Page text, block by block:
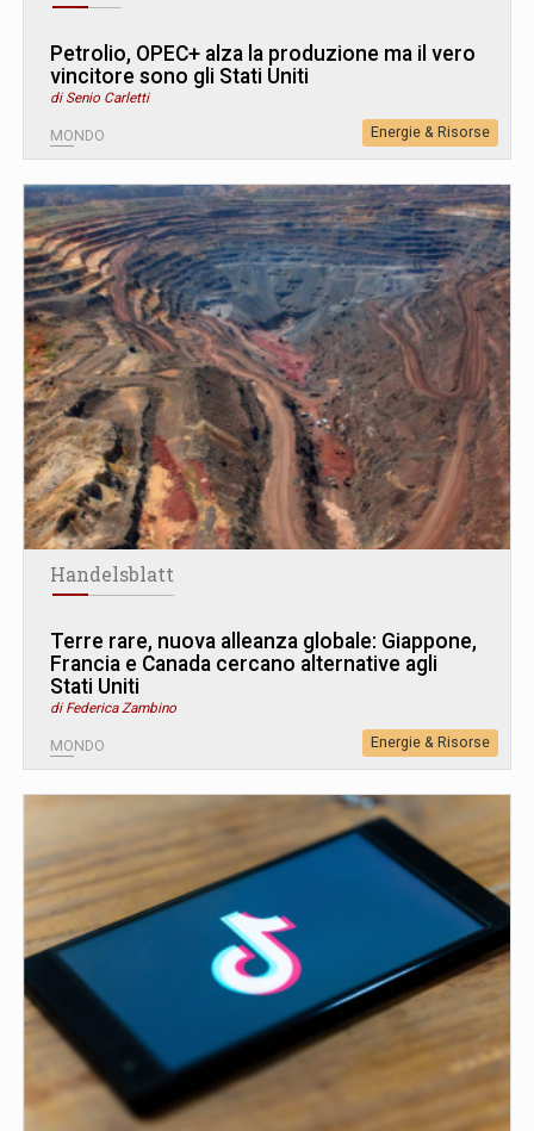
Petrolio, OPEC+ alza la produzione ma il vero
vincitore sono gli Stati Uniti
di Senio Carletti
MONDO Energie & Risorse
Handelsblatt
Terre rare, nuova alleanza globale: Giappone,
Francia e Canada cercano alternative agli
Stati Uniti
di Federica Zambino
MONDO Energie & Risorse